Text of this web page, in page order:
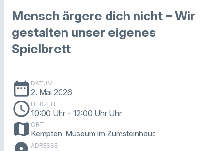
Mensch ärgere dich nicht – Wir
gestalten unser eigenes
Spielbrett
date_range DATUM
2. Mai 2026
schedule UHRZEIT
10:00 Uhr – 12:00 Uhr Uhr
map ORT
Kempten-Museum im Zumsteinhaus
ADRESSE